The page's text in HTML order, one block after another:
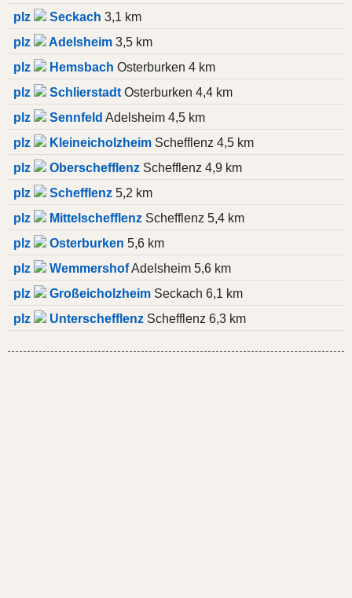
plz
Seckach 3,1 km
plz
Adelsheim 3,5 km
plz
Hemsbach Osterburken 4 km
plz
Schlierstadt Osterburken 4,4 km
plz
Sennfeld Adelsheim 4,5 km
plz
Kleineicholzheim Schefflenz 4,5 km
plz
Oberschefflenz Schefflenz 4,9 km
plz
Schefflenz 5,2 km
plz
Mittelschefflenz Schefflenz 5,4 km
plz
Osterburken 5,6 km
plz
WemmershofAdelsheim 5,6 km
plz
Großeicholzheim Seckach 6,1 km
plz
Unterschefflenz Schefflenz 6,3 km